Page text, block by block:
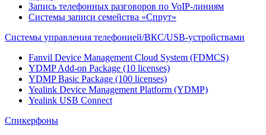
Запись телефонных разговоров по VoIP-линиям
Системы записи семейства «Спрут»
Системы управления телефонией/ВКС/USB-устройствами
Fanvil Device Management Cloud System (FDMCS)
YDMP Add-on Package (10 licenses)
YDMP Basic Package (100 licenses)
Yealink Device Management Platform (YDMP)
Yealink USB Connect
Спикерфоны